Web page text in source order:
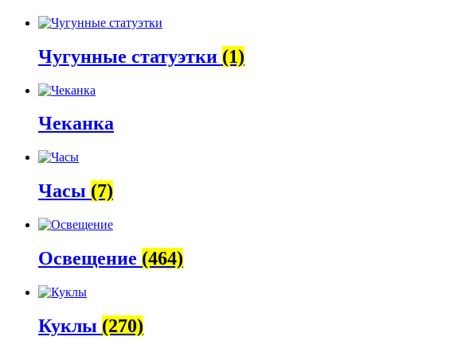
Чугунные статуэтки (1)
Чеканка
Часы (7)
Освещение (464)
Куклы (270)